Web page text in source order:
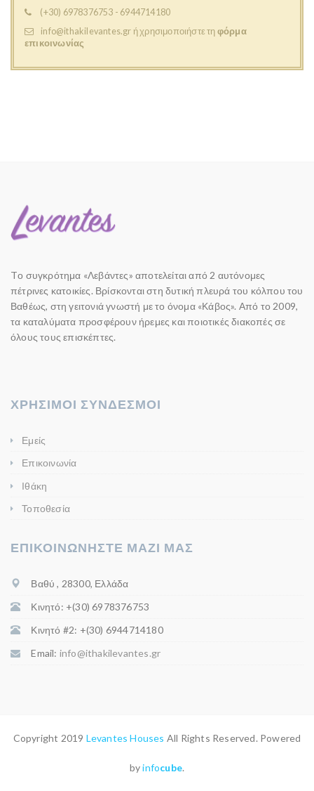
(+30) 6978376753 - 6944714180
info@ithakilevantes.gr ή χρησιμοποιήστε τη φόρμα
επικοινωνίας
Tο συγκρότημα «Λεβάντες» αποτελείται από 2 αυτόνομες
πέτρινες κατοικίες. Βρίσκονται στη δυτική πλευρά του κόλπου του
Βαθέως, στη γειτονιά γνωστή με το όνομα «Κάβος». Από το 2009,
τα καταλύματα προσφέρουν ήρεμες και ποιοτικές διακοπές σε
όλους τους επισκέπτες.
ΧΡΗΣΙΜΟΙ ΣΥΝΔΕΣΜΟΙ
Εμείς
Επικοινωνία
Ιθάκη
Τοποθεσία
ΕΠΙΚΟΙΝΩΝΗΣΤΕ ΜΑΖΙ ΜΑΣ
Βαθύ , 28300, Ελλάδα
Κινητό: +(30) 6978376753
Κινητό #2: +(30) 6944714180
Email: info@ithakilevantes.gr
Copyright 2019 Levantes Houses All Rights Reserved. Powered
byinfocube.